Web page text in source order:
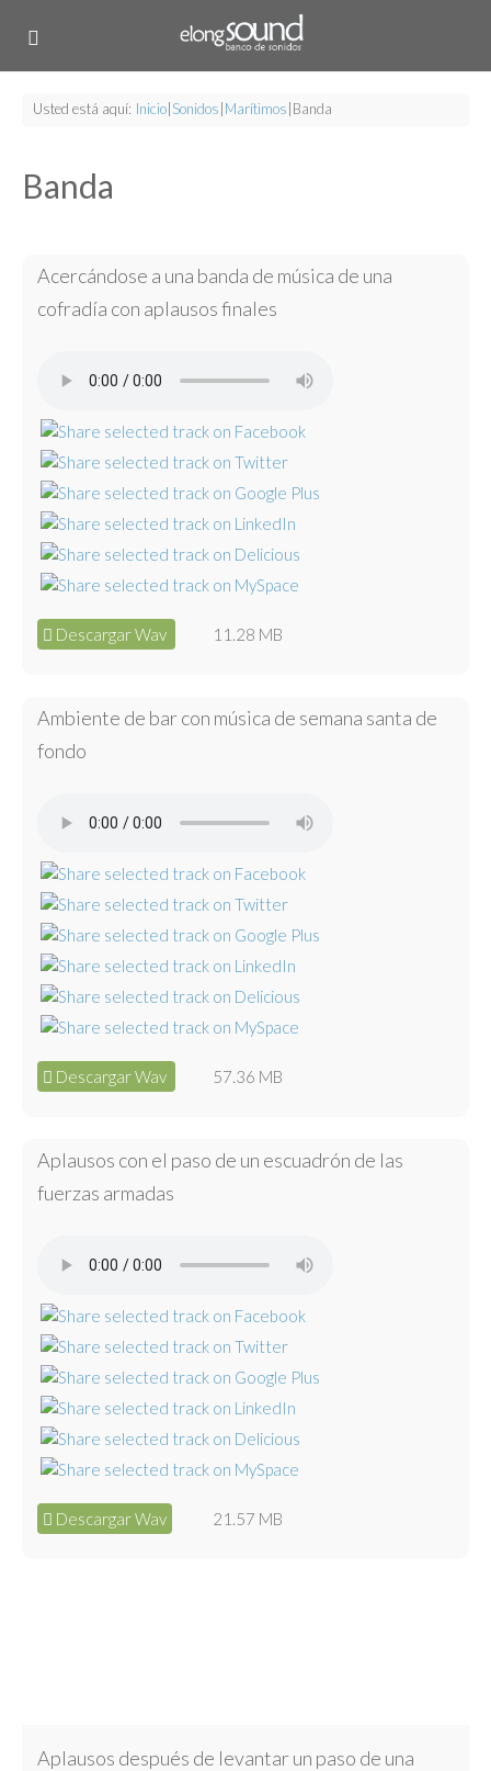
Usted está aquí: Inicio Sonidos Marítimos Banda
Banda
Acercándose a una banda de música de una
cofradía con aplausos finales
Descargar Wav 11.28 MB
Ambiente de bar con música de semana santa de
fondo
Descargar Wav 57.36 MB
Aplausos con el paso de un escuadrón de las
fuerzas armadas
Descargar Wav 21.57 MB
Aplausos después de levantar un paso de una